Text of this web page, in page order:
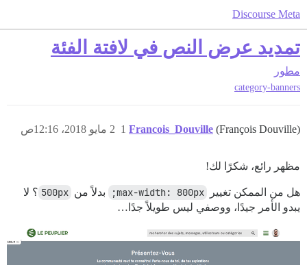
Discourse Meta
تمديد عرض النص في لافتة الفئة
مطور
category-banners
Francois_Douville (François Douville) 2 مايو 2018، 12:16ص 1
مظهر رائع، شكرًا لك!
هل من الممكن تغيير max-width: 800px; بدلاً من 500px ؟ لا
يبدو الأمر جيدًا، ووصفي ليس طويلاً جدًا…